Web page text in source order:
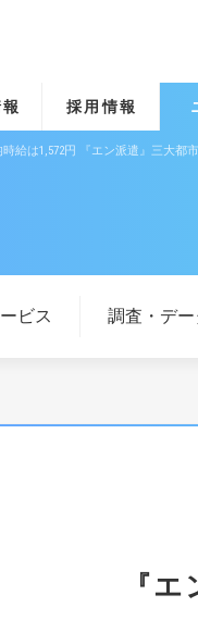
報 採用情報
時給は1,572円 『エン派遣』三大都
ビス 調査・デー
『